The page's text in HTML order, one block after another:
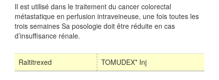
Il est utilisé dans le traitement du cancer colorectal
métastatique en perfusion intraveineuse, une fois toutes les
trois semaines Sa posologie doit être réduite en cas
d’insuffisance rénale.
Raltitrexed TOMUDEX* Inj